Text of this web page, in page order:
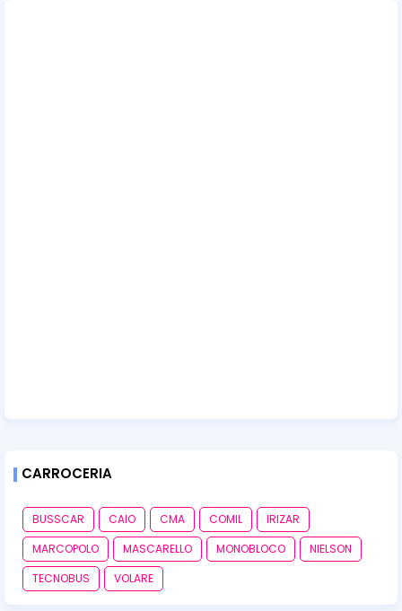
CARROCERIA
BUSSCAR CAIO CMA COMIL
IRIZAR
MARCOPOLO
MASCARELLO MONOBLOCO
NIELSON
TECNOBUS
VOLARE